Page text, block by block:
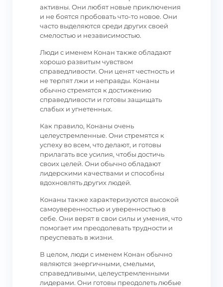
активны. Они любят новые приключения
и не боятся пробовать что-то новое. Они
часто выделяются среди других своей
смелостью и независимостью.
Люди с именем Конан также обладают
хорошо развитым чувством
справедливости. Они ценят честность и
не терпят лжи и неправды. Конаны
обычно стремятся к достижению
справедливости и готовы защищать
слабых и угнетенных.
Как правило, Конаны очень
целеустремленные. Они стремятся к
успеху во всем, что делают, и готовы
прилагать все усилия, чтобы достичь
своих целей. Они обычно обладают
лидерскими качествами и способны
вдохновлять других людей.
Конаны также характеризуются высокой
самоуверенностью и уверенностью в
себе. Они верят в свои силы и умения, что
помогает им преодолевать трудности и
преуспевать в жизни.
В целом, люди с именем Конан обычно
являются энергичными, смелыми,
справедливыми, целеустремленными
лидерами. Они готовы преодолеть любые